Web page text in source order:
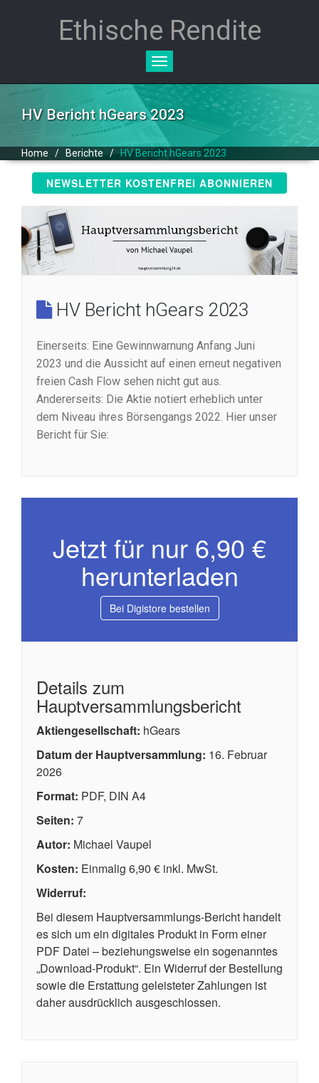
Ethische Rendite
Toggle
HV Bericht hGears 2023
Home / Berichte / HV Bericht hGears 2023
NEWSLETTER KOSTENFREI ABONNIEREN
HV Bericht hGears 2023
Einerseits: Eine Gewinnwarnung Anfang Juni
2023 und die Aussicht auf einen erneut negativen
freien Cash Flow sehen nicht gut aus.
Andererseits: Die Aktie notiert erheblich unter
dem Niveau ihres Börsengangs 2022. Hier unser
Bericht für Sie:
Jetzt für nur 6,90 €
herunterladen
Bei Digistore bestellen
Details zum
Hauptversammlungsbericht
Aktiengesellschaft: hGears
Datum der Hauptversammlung: 16. Februar
2026
Format: PDF, DIN A4
Seiten: 7
Autor: Michael Vaupel
Kosten: Einmalig 6,90 € inkl. MwSt.
Widerruf:
Bei diesem Hauptversammlungs-Bericht handelt
es sich um ein digitales Produkt in Form einer
PDF Datei – beziehungsweise ein sogenanntes
„Download-Produkt“. Ein Widerruf der Bestellung
sowie die Erstattung geleisteter Zahlungen ist
daher ausdrücklich ausgeschlossen.